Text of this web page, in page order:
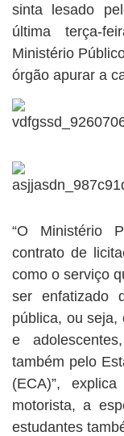
sinta lesado
última terça-
Ministério
órgão apurar a
“O Ministério
contrato de
como o serviço
ser enfatizado
pública, ou seja,
e
também pelo
(ECA)”,
motorista, a
estudantes